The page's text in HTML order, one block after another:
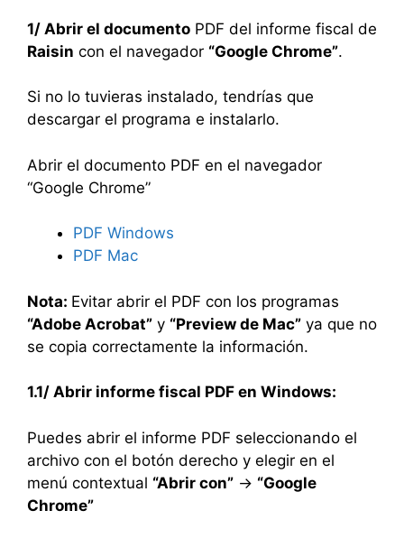
1/ Abrir el documento PDF del informe fiscal de
Raisin con el navegador “Google Chrome”.
Si no lo tuvieras instalado, tendrías que
descargar el programa e instalarlo.
Abrir el documento PDF en el navegador
“Google Chrome”
PDF Windows
PDF Mac
Nota: Evitar abrir el PDF con los programas
“Adobe Acrobat” y “Preview de Mac” ya que no
se copia correctamente la información.
1.1/ Abrir informe fiscal PDF en Windows:
Puedes abrir el informe PDF seleccionando el
archivo con el botón derecho y elegir en el
menú contextual “Abrir con” -> “Google
Chrome”